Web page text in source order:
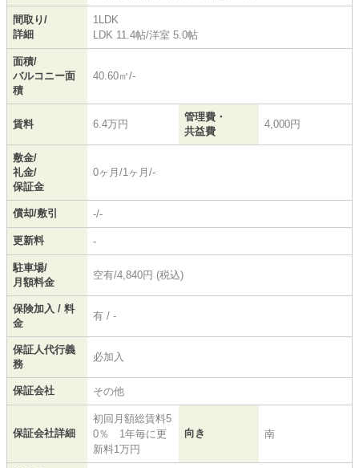
間取り/
詳細
1LDK
LDK 11.4帖/洋室 5.0帖
面積/
バルコニー面
積
40.60㎡/-
賃料 6.4万円
管理費・
共益費
4,000円
敷金/
礼金/
保証金
0ヶ月/1ヶ月/-
償却/敷引 -/-
更新料 -
駐車場/
月額料金
空有/4,840円 (税込)
保険加入 / 料
金
有 / -
保証人代行義
務
必加入
保証会社 その他
保証会社詳細
初回月額総賃料5
0％ 1年毎に更
新料1万円
向き 南